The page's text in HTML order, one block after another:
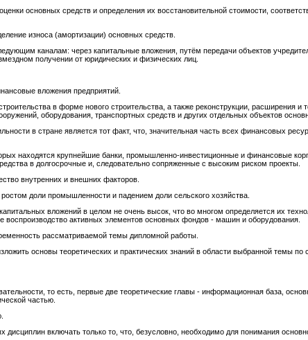
основных средств и определения их восстановительной стоимости,
износа (амортизации) основных средств.
каналам: через капитальные вложения, путём передачи объектов
получении от юридических и физических лиц.
вложения предприятий.
в форме нового строительства, а также реконструкции, расширения и
оборудования, транспортных средств и других отдельных объектов
в стране является тот факт, что, значительная часть всех финансовых
находятся крупнейшие банки, промышленно-инвестиционные и финансовые
в долгосрочные и, следовательно сопряженные с высоким риском проекты.
внутренних и внешних факторов.
доли промышленности и падением доли сельского хозяйства.
вложений в целом не очень высок, что во многом определяется их
активных элементов основных фондов - машин и оборудования.
рассматриваемой темы дипломной работы.
основы теоретических и практических знаний в области выбранной темы по
то есть, первые две теоретические главы - информационная база,
частью.
включать только то, что, безусловно, необходимо для понимания